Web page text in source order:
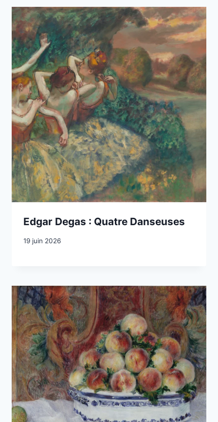
Edgar Degas : Quatre Danseuses
19 juin 2026